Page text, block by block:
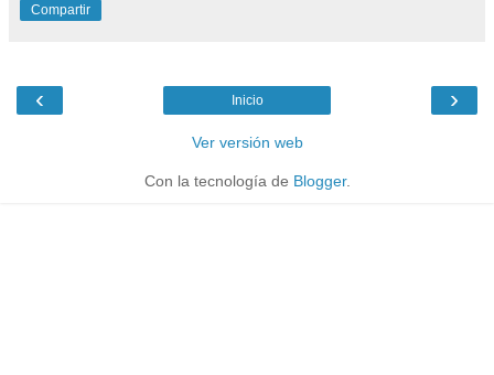
Compartir
‹ ›
Inicio
Ver versión web
Con la tecnología de Blogger.